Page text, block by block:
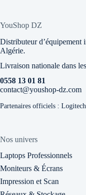
YouShop DZ
Distributeur d’équipement
Algérie.
Livraison nationale dans
0558 13 01 81
contact@youshop-dz.com
Partenaires officiels :
Nos univers
Laptops Professionnels
Moniteurs & Écrans
Impression et Scan